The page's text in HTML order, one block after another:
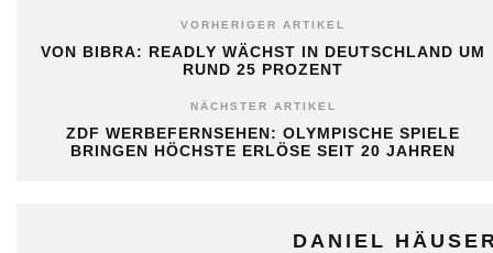
VORHERIGER ARTIKEL
VON BIBRA: READLY WÄCHST IN DEUTSCHLAND UM
RUND 25 PROZENT
NÄCHSTER ARTIKEL
ZDF WERBEFERNSEHEN: OLYMPISCHE SPIELE
BRINGEN HÖCHSTE ERLÖSE SEIT 20 JAHREN
DANIEL